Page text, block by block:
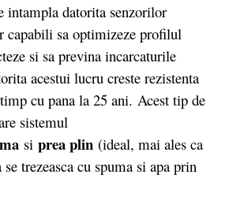
intampla datorita senzorilor
capabili sa optimizeze profilul
si sa previna incarcaturile
acestui lucru creste rezistenta
cu pana la 25 ani. Acest tip de
sistemul
si prea plin (ideal, mai ales ca
trezeasca cu spuma si apa prin